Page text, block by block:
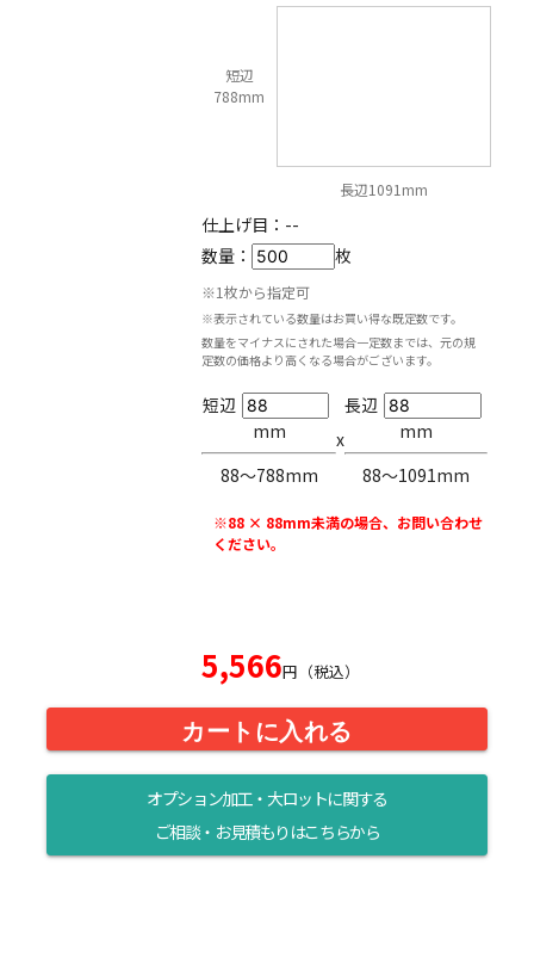
短辺
788mm
長辺1091mm
仕上げ目： --
数量：
枚
※1枚から指定可
※表示されている数量はお買い得な既定数です。
数量をマイナスにされた場合一定数までは、元の規
定数の価格より高くなる場合がございます。
短辺
mm
88〜788mm
x
長辺
mm
88〜1091mm
※88 × 88mm未満の場合、お問い合わせ
ください。
5,566円（税込）
カートに入れる
オプション加工・大ロットに関する
ご相談・お見積もりはこちらから